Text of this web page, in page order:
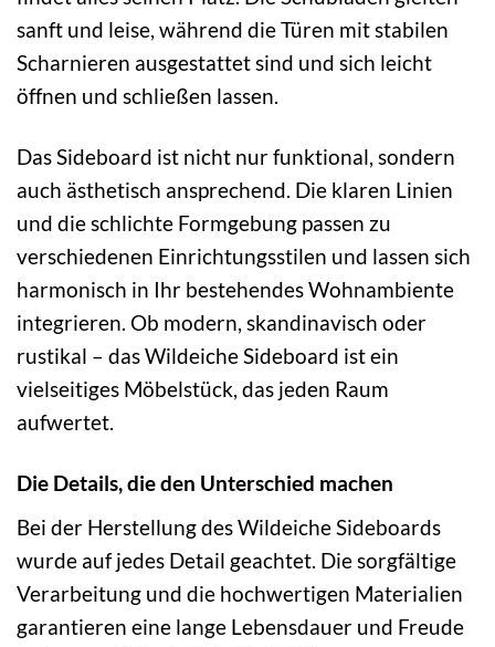
sanft und leise, während die Türen mit stabilen
Scharnieren ausgestattet sind und sich leicht
öffnen und schließen lassen.
Das Sideboard ist nicht nur funktional, sondern
auch ästhetisch ansprechend. Die klaren Linien
und die schlichte Formgebung passen zu
verschiedenen Einrichtungsstilen und lassen sich
harmonisch in Ihr bestehendes Wohnambiente
integrieren. Ob modern, skandinavisch oder
rustikal – das Wildeiche Sideboard ist ein
vielseitiges Möbelstück, das jeden Raum
aufwertet.
Die Details, die den Unterschied machen
Bei der Herstellung des Wildeiche Sideboards
wurde auf jedes Detail geachtet. Die sorgfältige
Verarbeitung und die hochwertigen Materialien
garantieren eine lange Lebensdauer und Freude